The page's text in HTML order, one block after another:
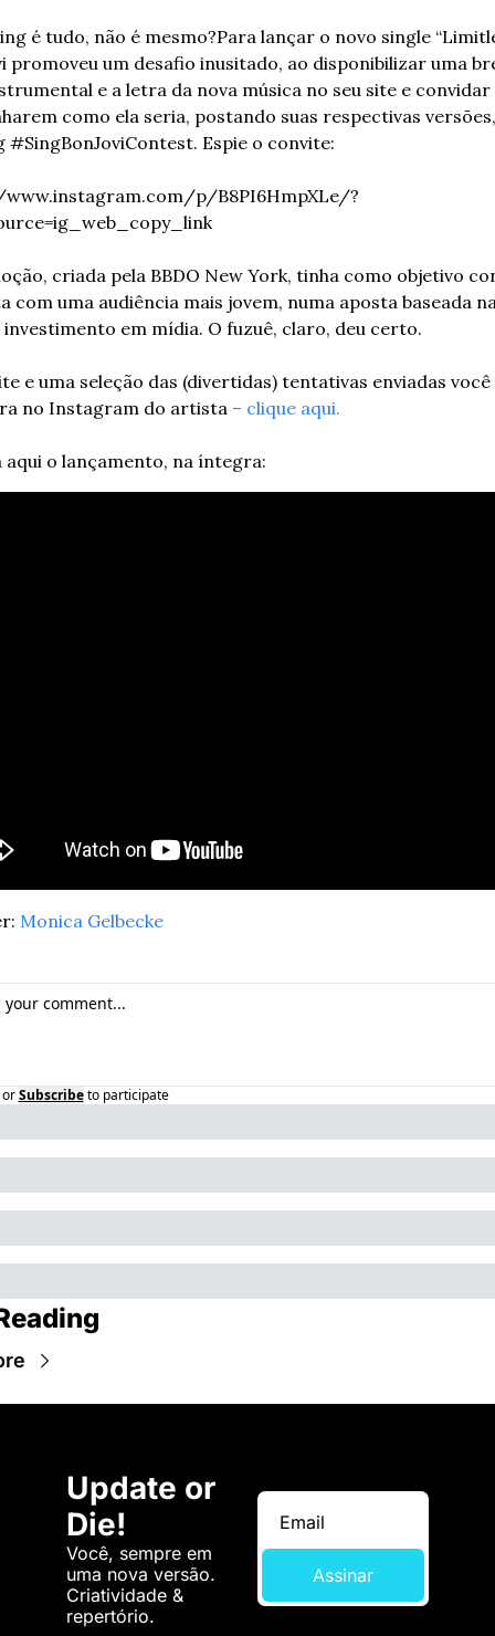
é tudo, não é mesmo?Para lançar o novo single
promoveu um desafio inusitado, ao disponibilizar uma
e a letra da nova música no seu site e convidar
como ela seria, postando suas respectivas
#SingBonJoviContest. Espie o convite:
p/B8PI6HmpXLe/?
criada pela BBDO New York, tinha como objetivo
com uma audiência mais jovem, numa aposta baseada
investimento em mídia. O fuzuê, claro, deu certo.
e uma seleção das (divertidas) tentativas enviadas você
no Instagram do artista – clique aqui.
aqui o lançamento, na íntegra:
Monica Gelbecke
or Subscribe to participate
Update or
Die!
Você, sempre em
uma nova versão.
Criatividade &
repertório.
Assinar